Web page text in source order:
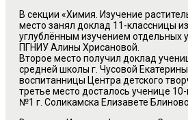
В секции «Химия. Изучение
место занял доклад 11-классницы
углублённым изучением отдельных
ПГНИУ Алины Хрисановой.
Второе место получил доклад
средней школы г. Чусовой
воспитанницы Центра детского
третье место досталось ученице
№1 г. Соликамска Елизавете